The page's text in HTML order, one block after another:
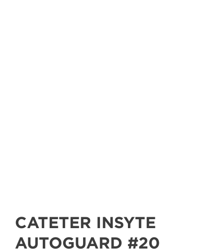
CATETER INSYTE
AUTOGUARD #20